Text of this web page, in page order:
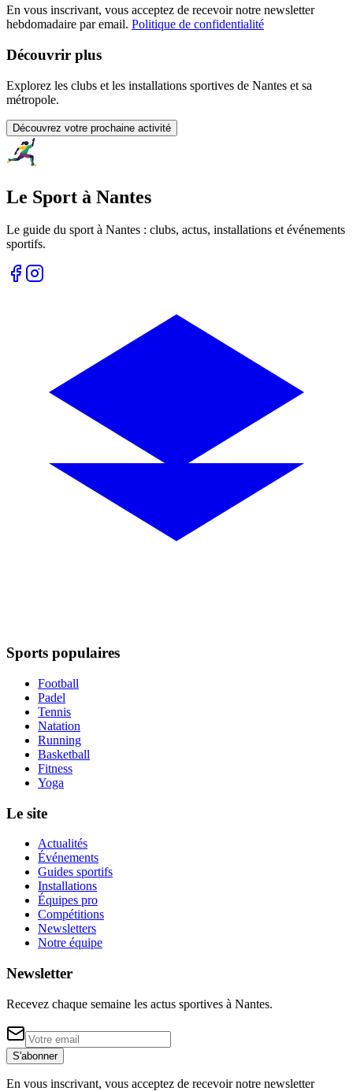
En vous inscrivant, vous acceptez de recevoir notre newsletter
hebdomadaire par email. Politique de confidentialité
Découvrir plus
Explorez les clubs et les installations sportives de Nantes et sa
métropole.
Découvrez votre prochaine activité
Le Sport à Nantes
Le guide du sport à Nantes : clubs, actus, installations et événements
sportifs.
Sports populaires
Football
Padel
Tennis
Natation
Running
Basketball
Fitness
Yoga
Le site
Actualités
Événements
Guides sportifs
Installations
Équipes pro
Compétitions
Newsletters
Notre équipe
Newsletter
Recevez chaque semaine les actus sportives à Nantes.
S'abonner
En vous inscrivant, vous acceptez de recevoir notre newsletter